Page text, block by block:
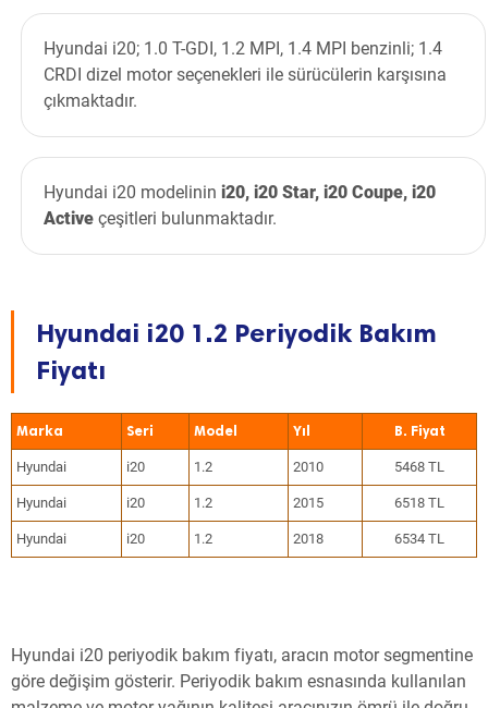
Hyundai i20; 1.0 T-GDI, 1.2 MPI, 1.4 MPI benzinli; 1.4
CRDI dizel motor seçenekleri ile sürücülerin karşısına
çıkmaktadır.
Hyundai i20 modelinin i20, i20 Star, i20 Coupe, i20
Active çeşitleri bulunmaktadır.
Hyundai i20 1.2 Periyodik Bakım
Fiyatı
Marka Seri Model Yıl
Hyundai i20 1.2 2010 5468 TL
Hyundai i20 1.2 2015 6518 TL
Hyundai i20 1.2 2018 6534 TL
Hyundai i20 periyodik bakım fiyatı, aracın motor segmentine
göre değişim gösterir. Periyodik bakım esnasında kullanılan